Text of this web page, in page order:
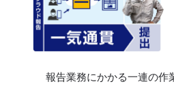
報告業務にかかる一連の作